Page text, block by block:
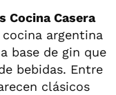
Cocina Casera
argentina
base de gin que
bebidas. Entre
clásicos